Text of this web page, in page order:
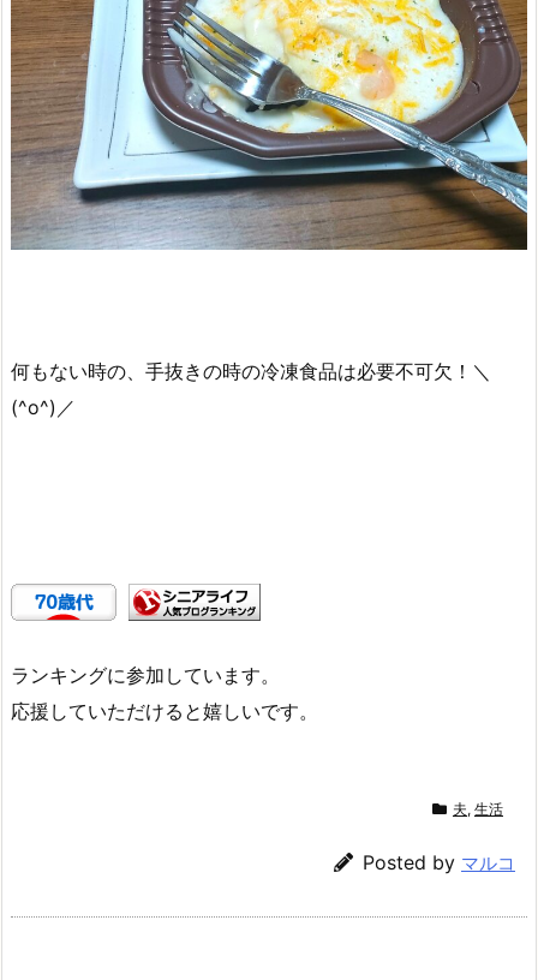
何もない時の、手抜きの時の冷凍食品は必要不可欠！＼
(^o^)／
ランキングに参加しています。
応援していただけると嬉しいです。
夫, 生活
Posted by マルコ